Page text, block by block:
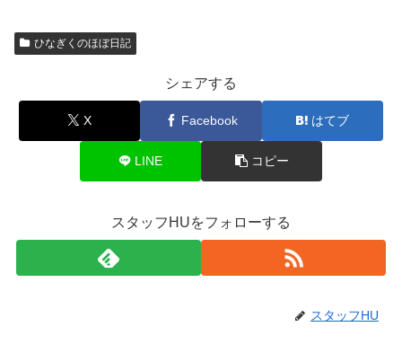
ひなぎくのほぼ日記
シェアする
X Facebook はてブ
LINE コピー
スタッフHUをフォローする
スタッフHU